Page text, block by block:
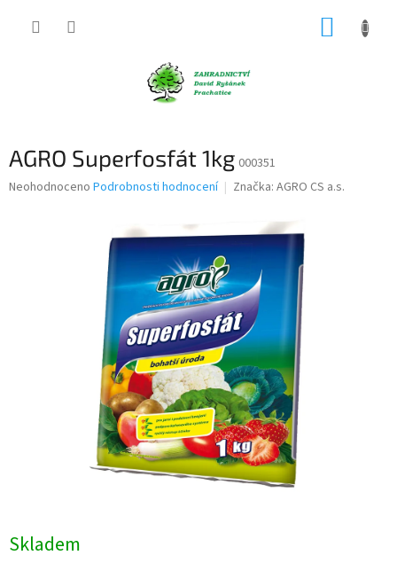
AGRO Superfosfát 1kg 000351
Průměrné
Neohodnoceno Podrobnosti hodnocení Značka: AGRO CS a.s.
Skladem